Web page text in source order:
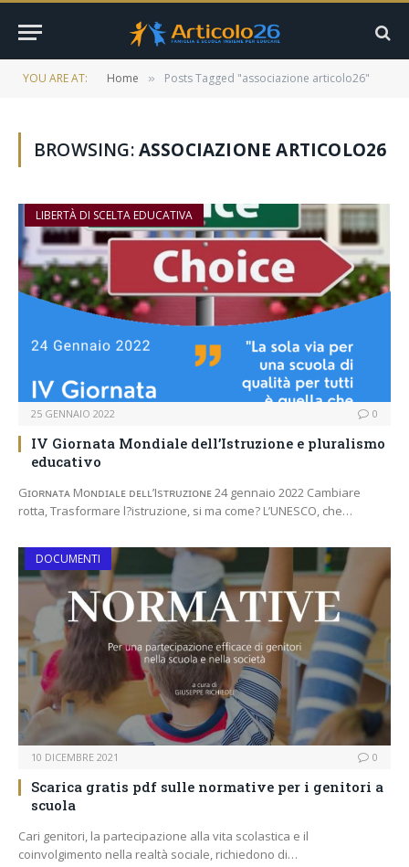
YOU ARE AT: Home » Posts Tagged "associazione articolo26"
BROWSING:ASSOCIAZIONE ARTICOLO26
LIBERTÀ DI SCELTA EDUCATIVA
25 GENNAIO 2022 0
IV Giornata Mondiale dell’Istruzione e pluralismo
educativo
Gɪᴏʀɴᴀᴛᴀ Mᴏɴᴅɪᴀʟᴇ ᴅᴇʟʟ’Isᴛʀᴜᴢɪᴏɴᴇ 24 gennaio 2022 Cambiare
rotta, Trasformare l?istruzione, si ma come? L’UNESCO, che…
DOCUMENTI
10 DICEMBRE 2021 0
Scarica gratis pdf sulle normative per i genitori a
scuola
Cari genitori, la partecipazione alla vita scolastica e il
coinvolgimento nella realtà sociale, richiedono di…